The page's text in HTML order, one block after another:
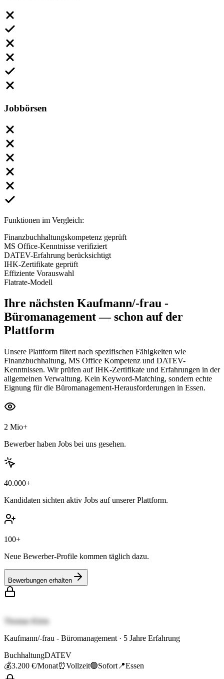
Jobbörsen
Funktionen im Vergleich:
Finanzbuchhaltungskompetenz geprüft
MS Office-Kenntnisse verifiziert
DATEV-Erfahrung berücksichtigt
IHK-Zertifikate geprüft
Effiziente Vorauswahl
Flatrate-Modell
Ihre nächsten Kaufmann/-frau -
Büromanagement— schon auf der
Plattform
Unsere Plattform filtert nach spezifischen Fähigkeiten wie
Finanzbuchhaltung, MS Office Kompetenz und DATEV-
Kenntnissen. Wir prüfen auf IHK-Zertifikate und Erfahrungen in der
allgemeinen Verwaltung. Kein Keyword-Matching, sondern echte
Eignung für die Büromanagement-Herausforderungen in Essen.
2 Mio+
Bewerber haben Jobs bei uns gesehen.
40.000+
Kandidaten sichten aktiv Jobs auf unserer Plattform.
100+
Neue Bewerber-Profile kommen täglich dazu.
Bewerbungen erhalten
Thomas Klein
Kaufmann/-frau - Büromanagement · 5 Jahre Erfahrung
BuchhaltungDATEV
💰3.200 €/Monat⏰Vollzeit🟢Sofort 📍Essen